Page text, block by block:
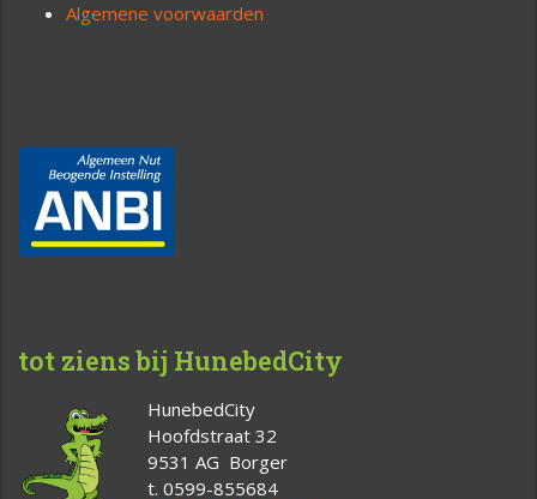
Algemene voorwaarden
tot ziens bij HunebedCity
HunebedCity
Hoofdstraat 32
9531 AG Borger
t. 0599-855684